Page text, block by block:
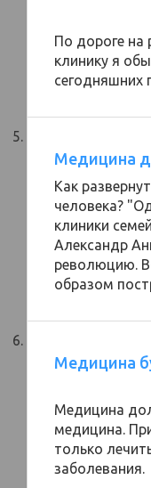
По дороге на
клинику я
сегодняшних
Медицина
Как
человека?
клиники
Александр
революцию.
образом
Медицина
Медицина
медицина.
только
заболевания.